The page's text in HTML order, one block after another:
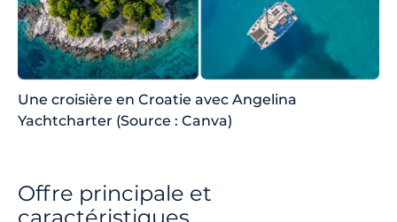
Une croisière en Croatie avec Angelina
Yachtcharter (Source : Canva)
Offre principale et
caractéristiques